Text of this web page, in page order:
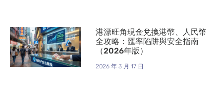
港漂旺角現金兌換港幣、人民幣
全攻略：匯率陷阱與安全指南
（2026年版）
2026 年 3 月 17 日